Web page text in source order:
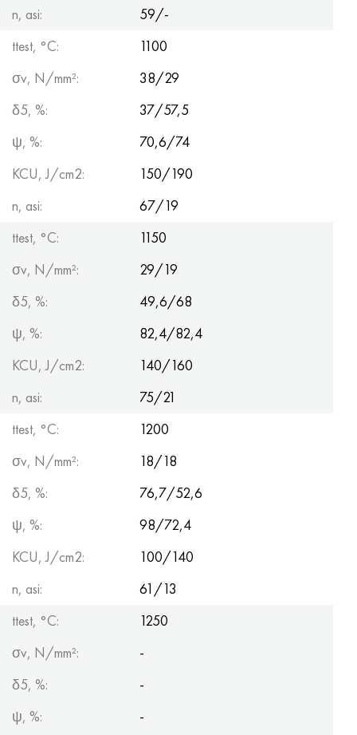
n, asi:
59/-
ttest, °С:
1100
σv, N/mm²:
38/29
δ5, %:
37/57,5
ψ, %:
70,6/74
KCU, J/cm2:
150/190
n, asi:
67/19
ttest, °С:
1150
σv, N/mm²:
29/19
δ5, %:
49,6/68
ψ, %:
82,4/82,4
KCU, J/cm2:
140/160
n, asi:
75/21
ttest, °С:
1200
σv, N/mm²:
18/18
δ5, %:
76,7/52,6
ψ, %:
98/72,4
KCU, J/cm2:
100/140
n, asi:
61/13
ttest, °С:
1250
σv, N/mm²:
-
δ5, %:
-
ψ, %:
-